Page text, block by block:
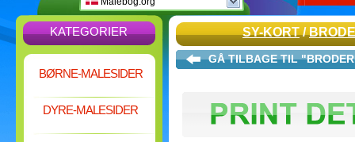
KATEGORIER
BØRNE-MALESIDER
DYRE-MALESIDER
SY-KORT/
GÅ TILBAGE TIL